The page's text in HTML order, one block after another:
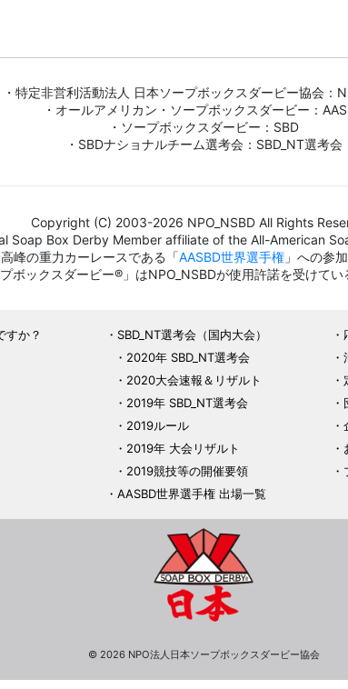
・特定非営利活動法人 日本ソープボックスダービー協会：
・オールアメリカン・ソープボックスダービー：
・ソープボックスダービー：SBD
・SBDナショナルチーム選考会：SBD_NT選考会
Copyright (C) 2003-2026 NPO_NSBD All Rights
Soap Box Derby Member affiliate of the All-American
峰の重力カーレースである「AASBD世界選手権」への参
ボックスダービー®」はNPO_NSBDが使用許諾を受けてい
すか？
SBD_NT選考会（国内大会）
2020年 SBD_NT選考会
2020大会速報＆リザルト
2019年 SBD_NT選考会
2019ルール
2019年 大会リザルト
2019競技等の開催要領
AASBD世界選手権 出場一覧
© 2026 NPO法人日本ソープボックスダービー協会